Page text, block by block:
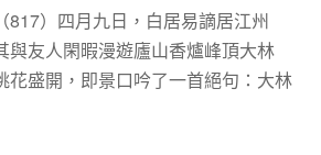
817）四月九日，白居易謫居江州
與友人閑暇漫遊廬山香爐峰頂大林
花盛開，即景口吟了一首絕句：大林